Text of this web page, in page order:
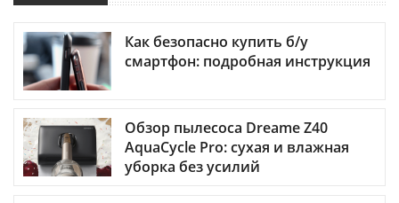
Как безопасно купить б/у
смартфон: подробная инструкция
Обзор пылесоса Dreame Z40
AquaCycle Pro: сухая и влажная
уборка без усилий